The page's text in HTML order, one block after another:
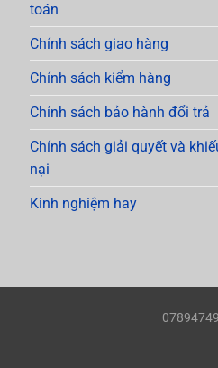
toán
Chính sách giao hàng
Chính sách kiểm hàng
Chính sách bảo hành đổi trả
Chính sách giải quyết và
nại
Kinh nghiệm hay